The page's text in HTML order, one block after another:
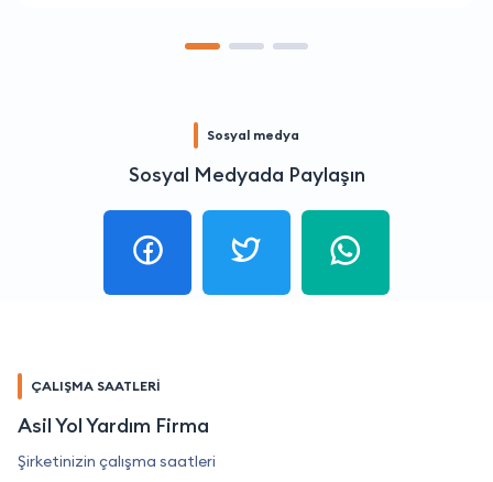
Sosyal medya
Sosyal Medyada Paylaşın
ÇALIŞMA SAATLERİ
Asil Yol Yardım Firma
Şirketinizin çalışma saatleri